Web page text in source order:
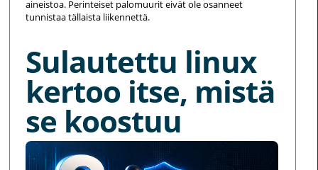
aineistoa. Perinteiset palomuurit eivät ole osanneet
tunnistaa tällaista liikennettä.
Sulautettu linux
kertoo itse, mistä
se koostuu